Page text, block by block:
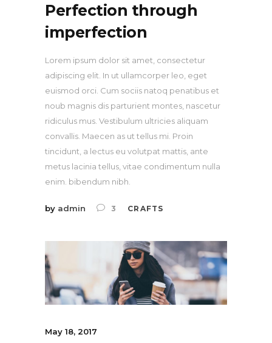
Perfection through
imperfection
Lorem ipsum dolor sit amet, consectetur
adipiscing elit. In ut ullamcorper leo, eget
euismod orci. Cum sociis natoq penatibus et
noub magnis dis parturient montes, nascetur
ridiculus mus. Vestibulum ultricies aliquam
convallis. Maecen as ut tellus mi. Proin
tincidunt, a lectus eu volutpat mattis, ante
metus lacinia tellus, vitae condimentum nulla
enim. bibendum nibh.
by admin 3 CRAFTS
May 18, 2017